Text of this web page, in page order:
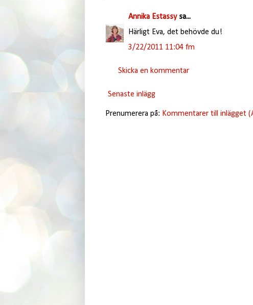
Annika Estassysa...
Härligt Eva, det behövde du!
3/22/2011 11:04 fm
Skicka en kommentar
Senaste inlägg
Prenumerera på: Kommentarer till inlägget